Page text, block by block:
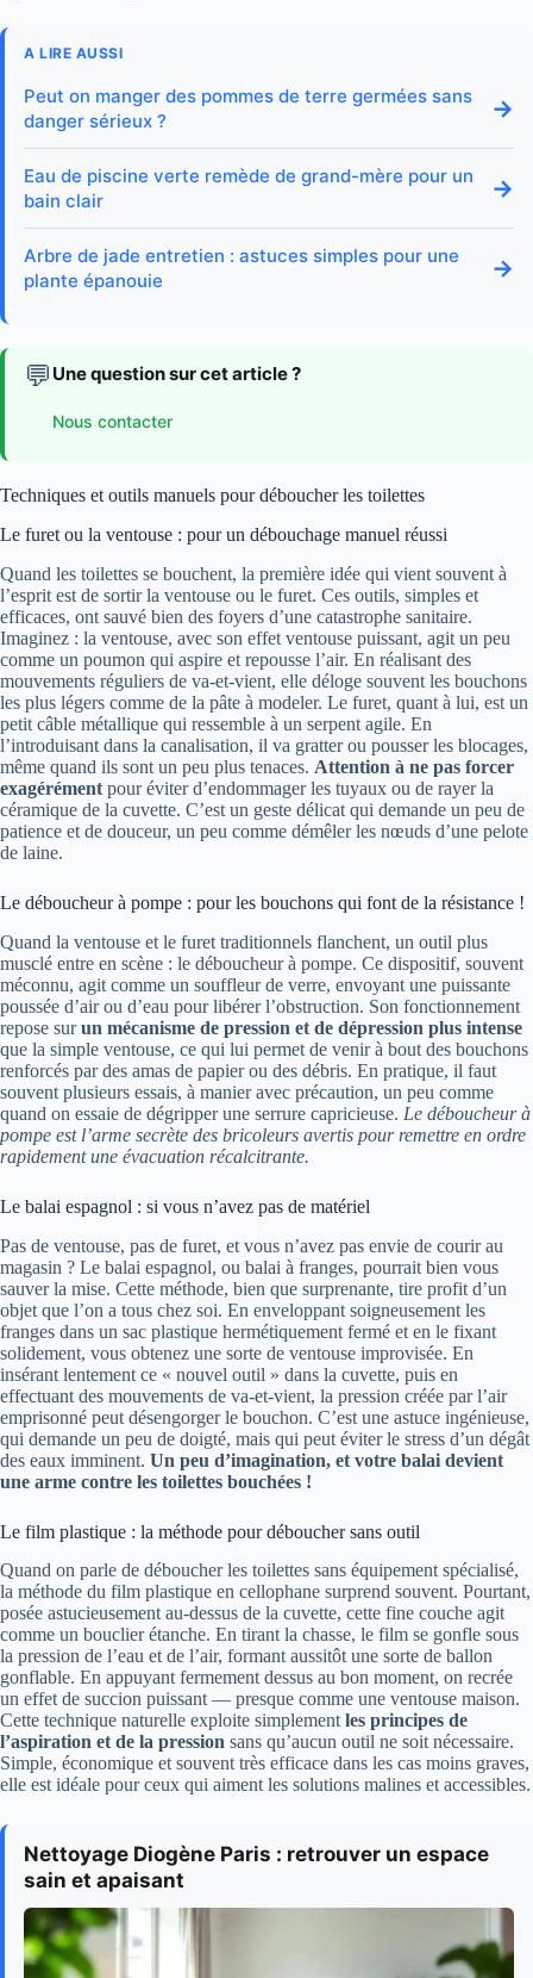
A LIRE AUSSI
Peut on manger des pommes de terre germées sans
danger sérieux ?
→
Eau de piscine verte remède de grand-mère pour un
bain clair
→
Arbre de jade entretien : astuces simples pour une
plante épanouie
→
💬 Une question sur cet article ?
Nous contacter
Techniques et outils manuels pour déboucher les toilettes
Le furet ou la ventouse : pour un débouchage manuel réussi
Quand les toilettes se bouchent, la première idée qui vient souvent à
l’esprit est de sortir la ventouse ou le furet. Ces outils, simples et
efficaces, ont sauvé bien des foyers d’une catastrophe sanitaire.
Imaginez : la ventouse, avec son effet ventouse puissant, agit un peu
comme un poumon qui aspire et repousse l’air. En réalisant des
mouvements réguliers de va-et-vient, elle déloge souvent les bouchons
les plus légers comme de la pâte à modeler. Le furet, quant à lui, est un
petit câble métallique qui ressemble à un serpent agile. En
l’introduisant dans la canalisation, il va gratter ou pousser les blocages,
même quand ils sont un peu plus tenaces. Attention à ne pas forcer
exagérément pour éviter d’endommager les tuyaux ou de rayer la
céramique de la cuvette. C’est un geste délicat qui demande un peu de
patience et de douceur, un peu comme démêler les nœuds d’une pelote
de laine.
Le déboucheur à pompe : pour les bouchons qui font de la résistance !
Quand la ventouse et le furet traditionnels flanchent, un outil plus
musclé entre en scène : le déboucheur à pompe. Ce dispositif, souvent
méconnu, agit comme un souffleur de verre, envoyant une puissante
poussée d’air ou d’eau pour libérer l’obstruction. Son fonctionnement
repose surun mécanisme de pression et de dépression plus intense
que la simple ventouse, ce qui lui permet de venir à bout des bouchons
renforcés par des amas de papier ou des débris. En pratique, il faut
souvent plusieurs essais, à manier avec précaution, un peu comme
quand on essaie de dégripper une serrure capricieuse. Le déboucheur à
pompe est l’arme secrète des bricoleurs avertis pour remettre en ordre
rapidement une évacuation récalcitrante.
Le balai espagnol : si vous n’avez pas de matériel
Pas de ventouse, pas de furet, et vous n’avez pas envie de courir au
magasin ? Le balai espagnol, ou balai à franges, pourrait bien vous
sauver la mise. Cette méthode, bien que surprenante, tire profit d’un
objet que l’on a tous chez soi. En enveloppant soigneusement les
franges dans un sac plastique hermétiquement fermé et en le fixant
solidement, vous obtenez une sorte de ventouse improvisée. En
insérant lentement ce « nouvel outil » dans la cuvette, puis en
effectuant des mouvements de va-et-vient, la pression créée par l’air
emprisonné peut désengorger le bouchon. C’est une astuce ingénieuse,
qui demande un peu de doigté, mais qui peut éviter le stress d’un dégât
des eaux imminent. Un peu d’imagination, et votre balai devient
une arme contre les toilettes bouchées !
Le film plastique : la méthode pour déboucher sans outil
Quand on parle de déboucher les toilettes sans équipement spécialisé,
la méthode du film plastique en cellophane surprend souvent. Pourtant,
posée astucieusement au-dessus de la cuvette, cette fine couche agit
comme un bouclier étanche. En tirant la chasse, le film se gonfle sous
la pression de l’eau et de l’air, formant aussitôt une sorte de ballon
gonflable. En appuyant fermement dessus au bon moment, on recrée
un effet de succion puissant — presque comme une ventouse maison.
Cette technique naturelle exploite simplement les principes de
l’aspiration et de la pression sans qu’aucun outil ne soit nécessaire.
Simple, économique et souvent très efficace dans les cas moins graves,
elle est idéale pour ceux qui aiment les solutions malines et accessibles.
Nettoyage Diogène Paris : retrouver un espace
sain et apaisant